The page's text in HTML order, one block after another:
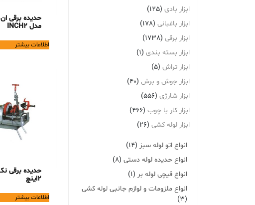
حدیده برقی
مدل INCH2
اطلاعات بیشتر
حدیده برقی
۲اینچ
اطلاعات بیشتر
ابزار بادی (125)
ابزار باغبانی (178)
ابزار برقی (1738)
ابزار بسته بندی (1)
ابزار تراش (5)
ابزار جوش و برش (40)
ابزار شارژی (556)
ابزار کار با چوب (466)
ابزار لوله کشی (26)
انواع اتو لوله سبز (14)
انواع حدیده لوله دستی (8)
انواع قیچی لوله بر (1)
انواع ملزومات و لوازم جانبی لوله کشی
(3)